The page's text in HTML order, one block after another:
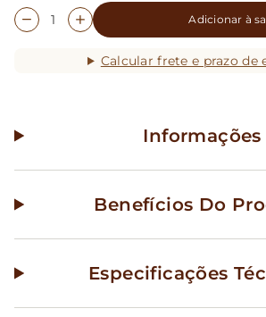
Adicionar à
Calcular frete e prazo de
Informações
Benefícios Do
Especificações